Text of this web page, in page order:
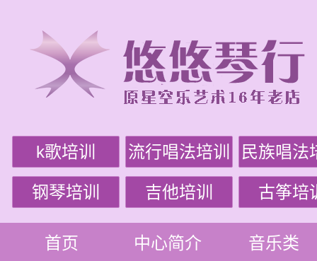
k歌培训 流行唱法培训 民族唱法
钢琴培训 吉他培训 古筝培
首页 中心简介 音乐类